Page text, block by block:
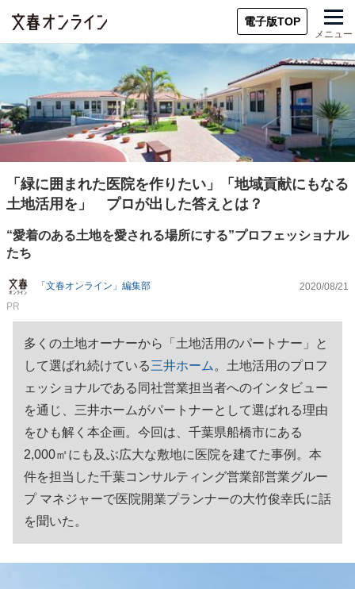
電子版TOP
メニュー
「緑に囲まれた医院を作りたい」「地域貢献にもなる
土地活用を」 プロが出した答えとは？
“愛着のある土地を愛される場所にする”プロフェッショナル
たち
「文春オンライン」編集部
2020/08/21
PR
多くの土地オーナーから「土地活用のパートナー」と
して選ばれ続けている三井ホーム 。土地活用のプロフ
ェッショナルである同社営業担当者へのインタビュー
を通じ、三井ホームがパートナーとして選ばれる理由
をひも解く本企画。今回は、千葉県船橋市にある
2,000㎡にも及ぶ広大な敷地に医院を建てた事例。本
件を担当した千葉コンサルティング営業部営業グルー
プ マネジャーで医院開業プランナーの大竹俊幸氏に話
を聞いた。